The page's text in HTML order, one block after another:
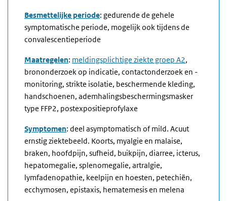
Besmettelijke periode: gedurende de gehele
symptomatische periode, mogelijk ook tijdens de
convalescentieperiode
Maatregelen: meldingsplichtige ziekte groep A2,
brononderzoek op indicatie, contactonderzoek en -
monitoring, strikte isolatie, beschermende kleding,
handschoenen, ademhalingsbeschermingsmasker
type FFP2, postexpositieprofylaxe
Symptomen: deel asymptomatisch of mild. Acuut
ernstig ziektebeeld. Koorts, myalgie en malaise,
braken, hoofdpijn, sufheid, buikpijn, diarree, icterus,
hepatomegalie, splenomegalie, artralgie,
lymfadenopathie, keelpijn en hoesten, petechiën,
ecchymosen, epistaxis, hematemesis en melena